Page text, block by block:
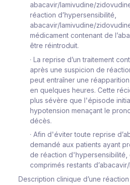
abacavir/lamivudine/
réaction d’hypersensibilité,
abacavir/lamivudine/
médicament contenant de
être réintroduit.
· La reprise d’un traitement
après une suspicion de
peut entraîner une
en quelques heures. Cette
plus sévère que l'épisode
hypotension menaçant le
décès.
· Afin d'éviter toute reprise
demandé aux patients ayant
de réaction d'hypersensibilité,
comprimés restants
Description clinique d’une